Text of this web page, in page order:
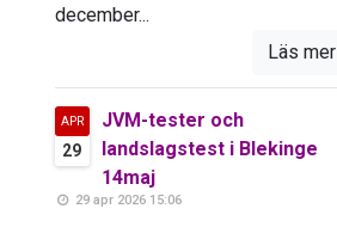
december...
Läs mer
APR
29
JVM-tester och
landslagstest i Blekinge
14maj
29 apr 2026 15:06